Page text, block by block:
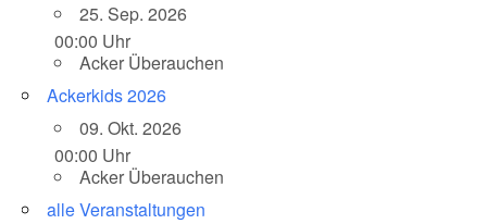
25. Sep. 2026
00:00 Uhr
Acker Überauchen
Ackerkids 2026
09. Okt. 2026
00:00 Uhr
Acker Überauchen
alle Veranstaltungen